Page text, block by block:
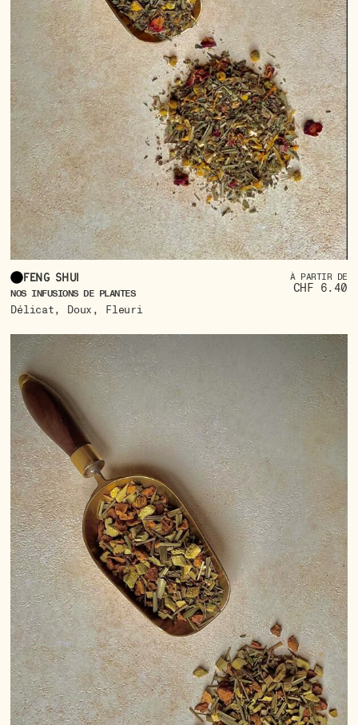
Feng Shui
NOS INFUSIONS DE PLANTES
Délicat, Doux , Fleuri
À PARTIR DE
CHF 6.40